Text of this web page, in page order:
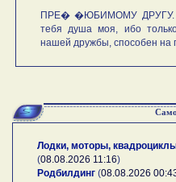
ПРЕ� �ЮБИМОМУ ДРУГУ.
тебя душа моя, ибо
нашей дружбы, способен на
Лодки, моторы,
(08.08.2026 11:16)
Родбилдинг (08.08.2026